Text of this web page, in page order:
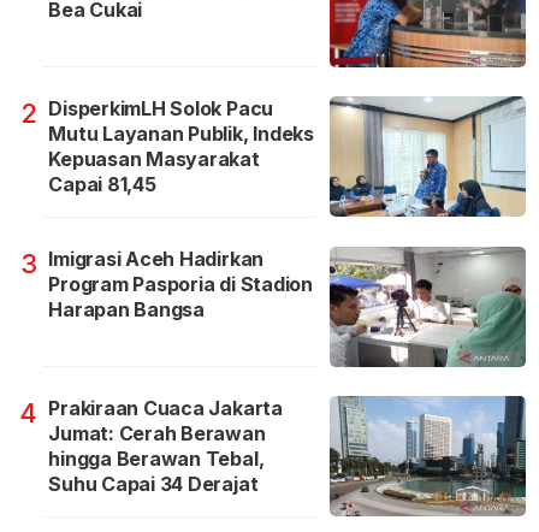
Bea Cukai
2 DisperkimLH Solok Pacu
Mutu Layanan Publik, Indeks
Kepuasan Masyarakat
Capai 81,45
3 Imigrasi Aceh Hadirkan
Program Pasporia di Stadion
Harapan Bangsa
4 Prakiraan Cuaca Jakarta
Jumat: Cerah Berawan
hingga Berawan Tebal,
Suhu Capai 34 Derajat